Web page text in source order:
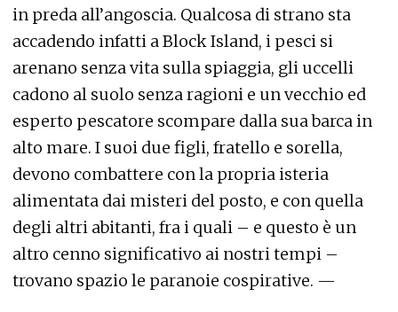
in preda all’angoscia. Qualcosa di strano sta
accadendo infatti a Block Island, i pesci si
arenano senza vita sulla spiaggia, gli uccelli
cadono al suolo senza ragioni e un vecchio ed
esperto pescatore scompare dalla sua barca in
alto mare. I suoi due figli, fratello e sorella,
devono combattere con la propria isteria
alimentata dai misteri del posto, e con quella
degli altri abitanti, fra i quali – e questo è un
altro cenno significativo ai nostri tempi –
trovano spazio le paranoie cospirative. —